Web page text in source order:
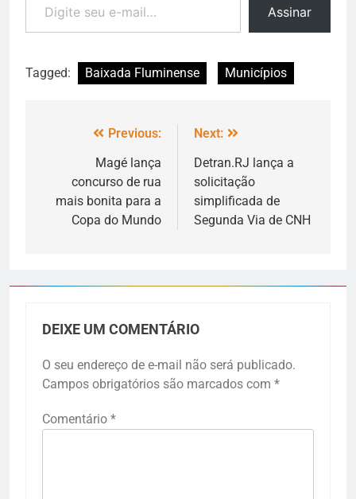
Assinar
Tagged: Baixada Fluminense Municípios
Previous:
Magé lança
concurso de rua
mais bonita para a
Copa do Mundo
Next:
Detran.RJ lança a
solicitação
simplificada de
Segunda Via de CNH
DEIXE UM COMENTÁRIO
O seu endereço de e-mail não será publicado.
Campos obrigatórios são marcados com *
Comentário *